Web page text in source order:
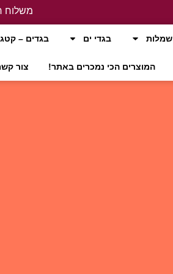
משלוח
שמלות בגדי ים בגדים –
המוצרים הכי נמכרים באתר! צור